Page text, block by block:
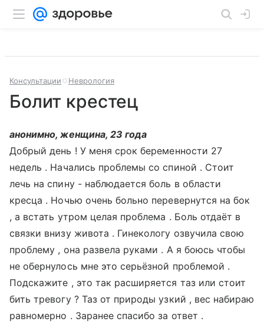
Консультации Неврология
Болит крестец
анонимно, женщина, 23 года
Добрый день ! У меня срок беременности 27
недель . Начались проблемы со спиной . Стоит
лечь на спину - наблюдается боль в области
кресца . Ночью очень больно перевернутся на бок
, а встать утром целая проблема . Боль отдаёт в
связки внизу живота . Гинекологу озвучила свою
проблему , она развела руками . А я боюсь чтобы
не обернулось мне это серьёзной проблемой .
Подскажите , это так расширяется таз или стоит
бить тревогу ? Таз от природы узкий , вес набираю
равномерно . Заранее спасибо за ответ .